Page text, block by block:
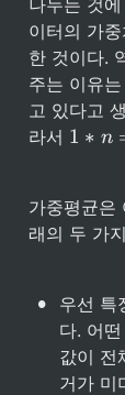
이터의 가
한 것이다.
주는 이유
고 있다고
라서 1
=
n
1 ∗ n
가중평균은
래의 두 가
•
우선 특
다. 어
값이 전
거가 미